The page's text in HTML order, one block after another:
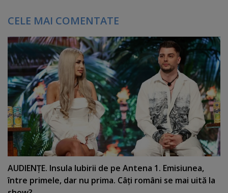
CELE MAI COMENTATE
AUDIENŢE. Insula Iubirii de pe Antena 1. Emisiunea,
între primele, dar nu prima. Câţi români se mai uită la